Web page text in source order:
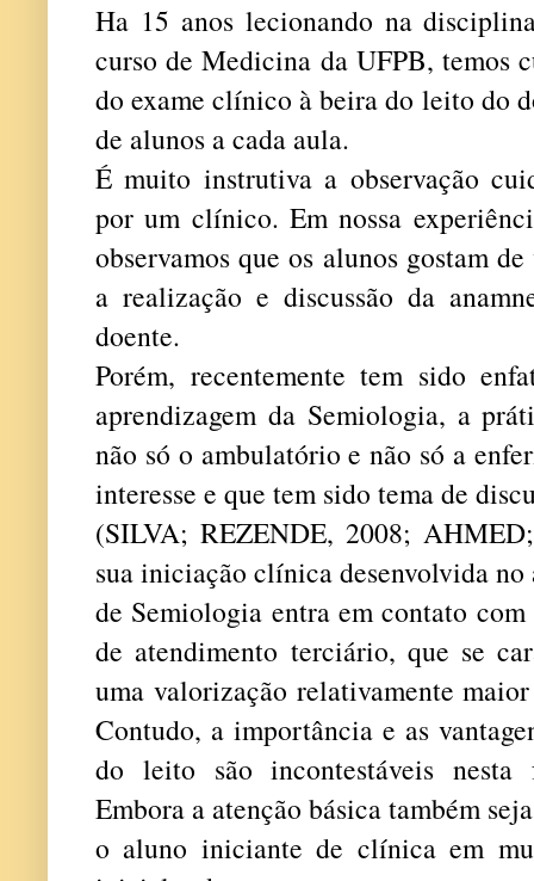
Ha 15 anos lecionando na
curso de Medicina da UFPB, temos
do exame clínico à beira do leito do
de alunos a cada aula.
É muito instrutiva a observação
por um clínico. Em nossa
observamos que os alunos gostam
a realização e discussão da
doente.
Porém, recentemente tem sido
aprendizagem da Semiologia, a
não só o ambulatório e não só a
interesse e que tem sido tema de
(SILVA; REZENDE, 2008;
sua iniciação clínica desenvolvida
de Semiologia entra em contato
de atendimento terciário, que se
uma valorização relativamente
Contudo, a importância e as
do leito são incontestáveis nesta
Embora a atenção básica também
o aluno iniciante de clínica em